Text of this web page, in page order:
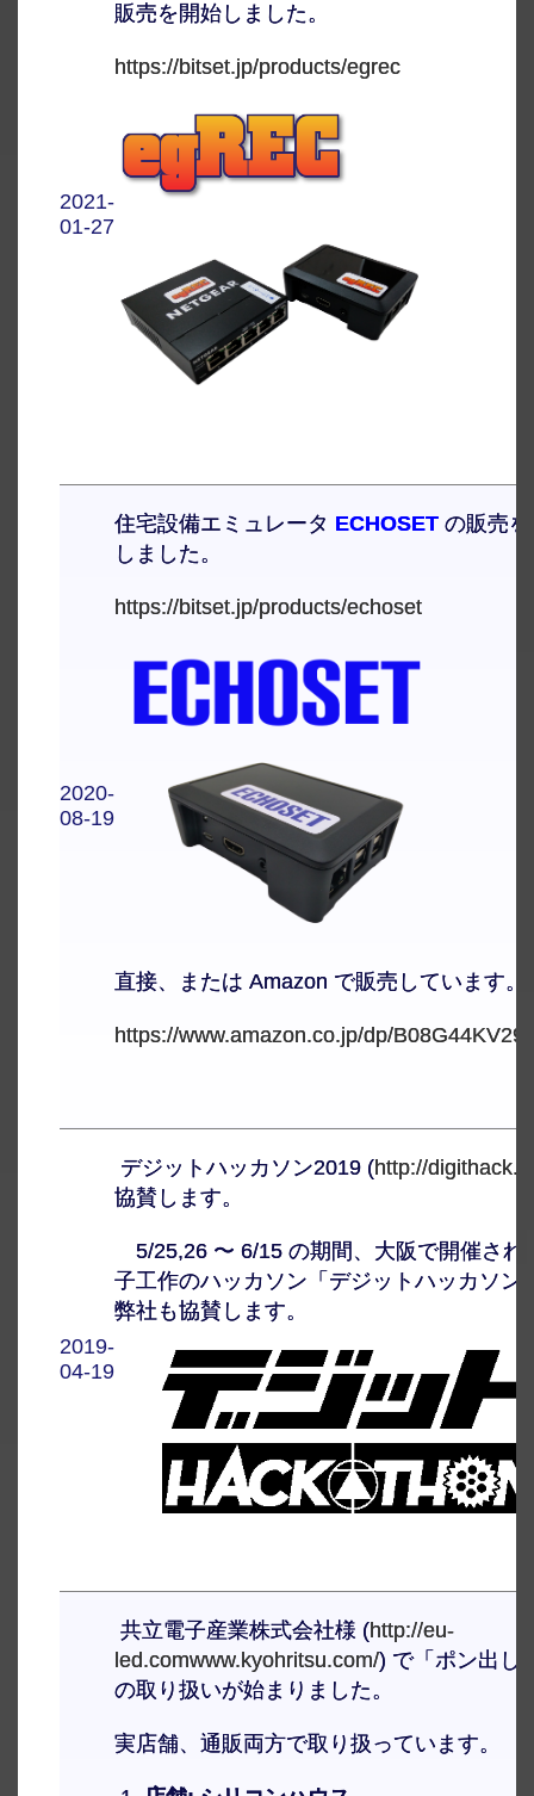
2021-
01-27
販売を開始しました。
https://bitset.jp/products/egrec
2020-
08-19
住宅設備エミュレータ ECHOSET の販売
しました。
https://bitset.jp/products/echoset
直接、または Amazon で販売しています。
https://www.amazon.co.jp/dp/B08G44KV29/
2019-
04-19
デジットハッカソン2019 (http://
協賛します。
5/25,26 〜 6/15 の期間、大阪で開催され
子工作のハッカソン「デジットハッカソン
弊社も協賛します。
共立電子産業株式会社様 (http://eu-
led.comwww.kyohritsu.com/) で「ポン出し
の取り扱いが始まりました。
実店舗、通販両方で取り扱っています。